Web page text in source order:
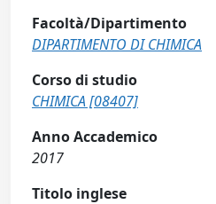
Facoltà/Dipartimento
DIPARTIMENTO DI CHIMICA
Corso di studio
CHIMICA [08407]
Anno Accademico
2017
Titolo inglese